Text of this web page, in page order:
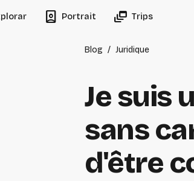
person_book Portrait dynamic_feed Trips
Blog / Juridique
Je suis
sans
d'être